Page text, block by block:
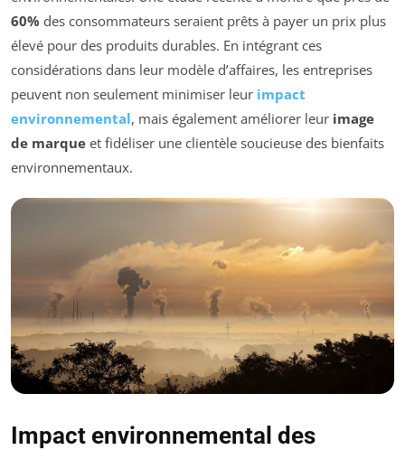
60% des consommateurs seraient prêts à payer un prix plus
élevé pour des produits durables. En intégrant ces
considérations dans leur modèle d’affaires, les entreprises
peuvent non seulement minimiser leur impact
environnemental, mais également améliorer leur image
de marque et fidéliser une clientèle soucieuse des bienfaits
environnementaux.
Impact environnemental des